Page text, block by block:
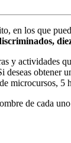
en los que
y
deseas
microcursos, 5
de cada